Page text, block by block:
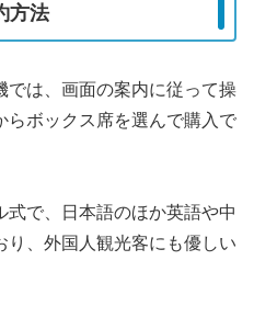
方法
では、画面の案内に従って操
らボックス席を選んで購入で
で、日本語のほか英語や中
り、外国人観光客にも優しい